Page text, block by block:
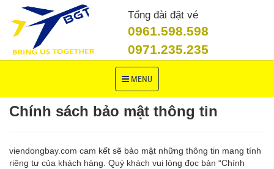
Tổng đài đặt vé
0961.598.598
0971.235.235
Toggle
navigation
MENU
Chính sách bảo mật thông tin
viendongbay.com cam kết sẽ bảo mật những thông tin mang tính
riêng tư của khách hàng. Quý khách vui lòng đọc bản “Chính